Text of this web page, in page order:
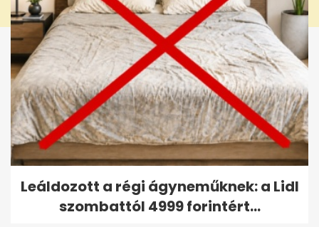
Leáldozott a régi ágyneműknek: a Lidl
szombattól 4999 forintért...